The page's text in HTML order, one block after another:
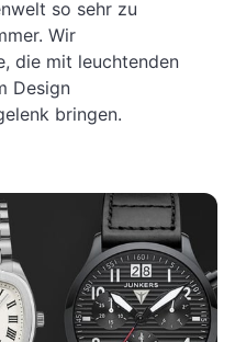
so sehr zu
Wir
die mit leuchtenden
Design
bringen.